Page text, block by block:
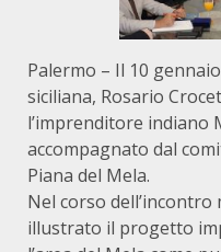
Palermo – Il 10
siciliana, Rosario
l’imprenditore indiano
accompagnato dal
Piana del Mela.
Nel corso dell’incontro
illustrato il progetto